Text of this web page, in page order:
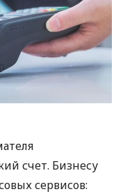
счет. Бизнесу
сервисов: